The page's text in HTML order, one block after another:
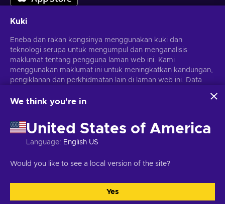
Dapatkan tawaran permainan yang diperibadikan
Langgan
Anda boleh berhenti melanggan pada bila-bila masa.Lawati notis
Hak Cipta © 2026 Eneba. Hak cipta terpelihara. JSC "Helis Play",
Kuki
Eneba dan rakan kongsinya menggunakan kuki dan
teknologi serupa untuk mengumpul dan menganalisis
maklumat tentang pengguna laman web ini. Kami
menggunakan maklumat ini untuk meningkatkan kandungan,
pengiklanan dan perkhidmatan lain di laman web ini. Data
iklan.
penggunaan teknologi ini oleh Eneba dan rakan kongsinya.
Anda boleh melaraskan persetujuan anda dengan mengklik
'Sesuaikan'.
menggunakan data anda, lihatKeselamatan & Privasi
We think you're in
United States of America
Language: English US
Would you like to see a local version of the site?
Yes